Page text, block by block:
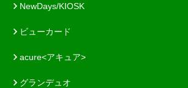
NewDays/KIOSK
ビューカード
acure<アキュア>
グランデュオ